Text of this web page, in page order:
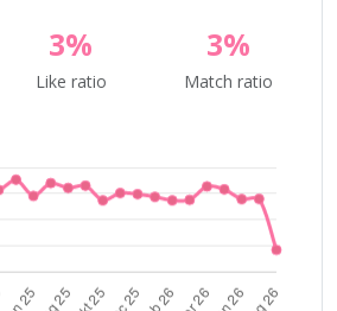
3%
Like ratio
3%
Match ratio